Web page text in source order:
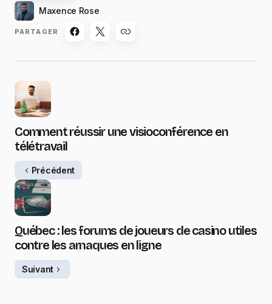
Maxence Rose
PARTAGER
Comment réussir une visioconférence en
télétravail
Précédent
Québec : les forums de joueurs de casino utiles
contre les arnaques en ligne
Suivant